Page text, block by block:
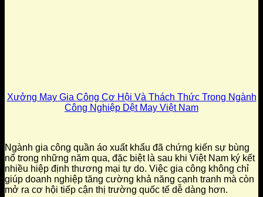
Xưởng May Gia Công Cơ Hội Và Thách Thức Trong Ngành
Công Nghiệp Dệt May Việt Nam
Ngành gia công quần áo xuất khẩu đã chứng kiến sự bùng
nổ trong những năm qua, đặc biệt là sau khi Việt Nam ký kết
nhiều hiệp định thương mại tự do. Việc gia công không chỉ
giúp doanh nghiệp tăng cường khả năng cạnh tranh mà còn
mở ra cơ hội tiếp cận thị trường quốc tế dễ dàng hơn.